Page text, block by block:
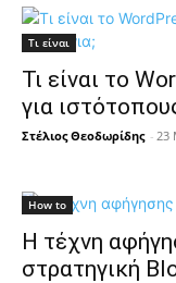
Τι είναι
Τι είναι το
για
Στέλιος Θεοδωρίδης - 23
How to
Η τέχνη
στρατηγική